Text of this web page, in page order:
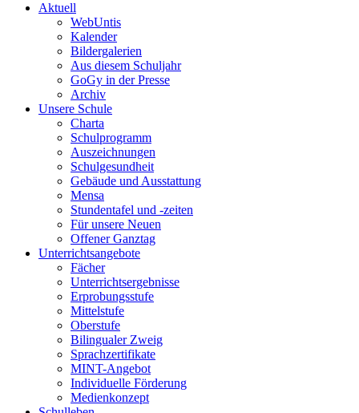
Aktuell
WebUntis
Kalender
Bildergalerien
Aus diesem Schuljahr
GoGy in der Presse
Archiv
Unsere Schule
Charta
Schulprogramm
Auszeichnungen
Schulgesundheit
Gebäude und Ausstattung
Mensa
Stundentafel und -zeiten
Für unsere Neuen
Offener Ganztag
Unterrichtsangebote
Fächer
Unterrichtsergebnisse
Erprobungsstufe
Mittelstufe
Oberstufe
Bilingualer Zweig
Sprachzertifikate
MINT-Angebot
Individuelle Förderung
Medienkonzept